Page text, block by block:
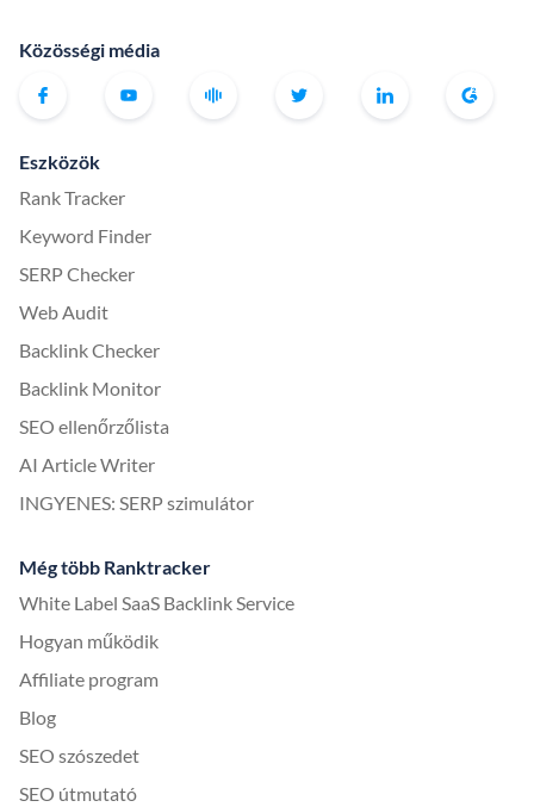
Közösségi média
Eszközök
Rank Tracker
Keyword Finder
SERP Checker
Web Audit
Backlink Checker
Backlink Monitor
SEO ellenőrzőlista
AI Article Writer
INGYENES: SERP szimulátor
Még több Ranktracker
White Label SaaS Backlink Service
Hogyan működik
Affiliate program
Blog
SEO szószedet
SEO útmutató